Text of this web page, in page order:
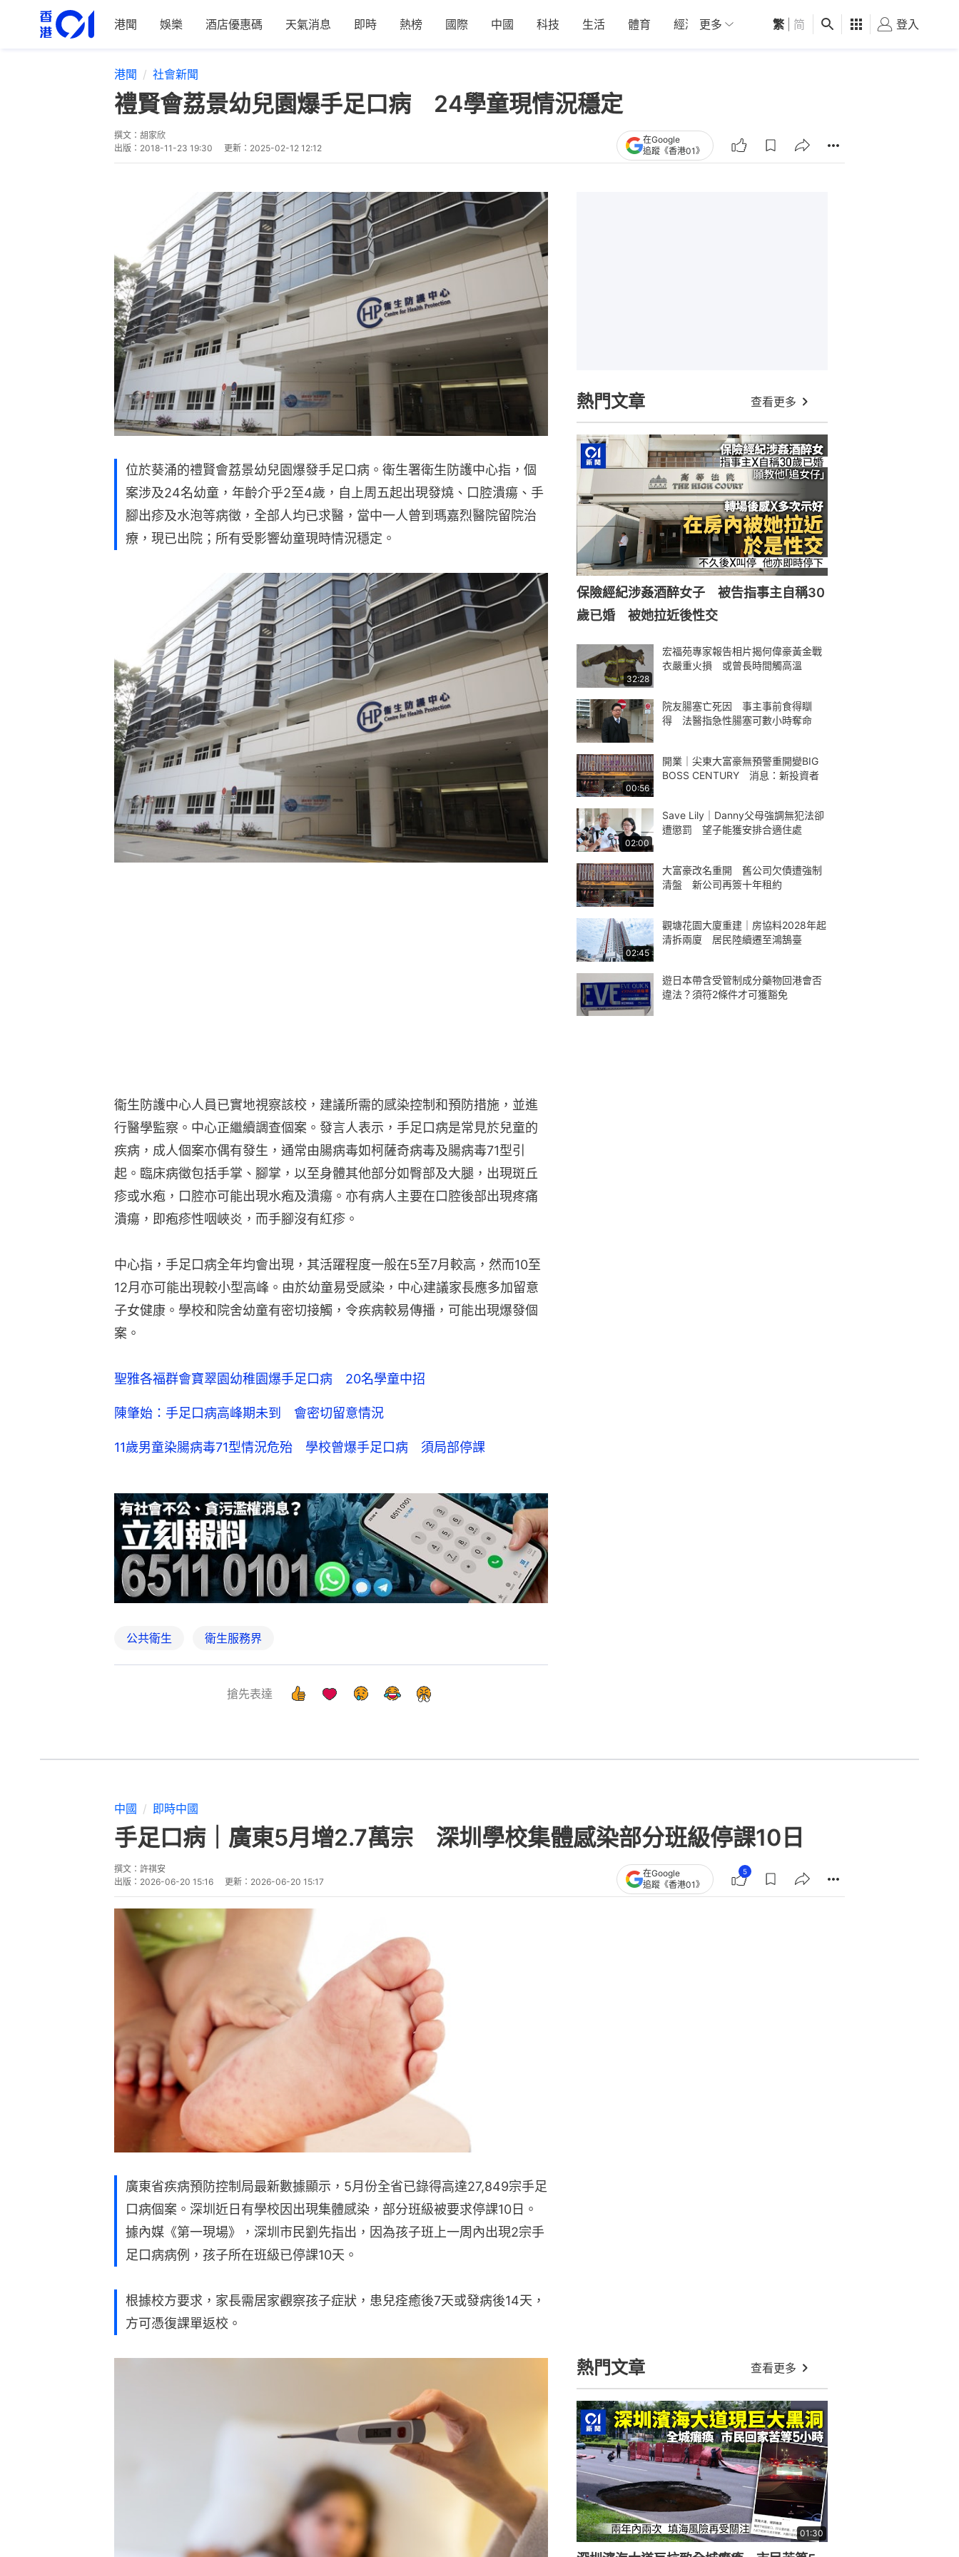
港聞 娛樂 酒店優惠碼 天氣消息 即時 熱榜 國際 中國 科技 生活 體育 經濟 01深圳 觀點 健康 好食玩飛
更多 繁 简 登入
港聞 社會新聞
禮賢會荔景幼兒園爆手足口病 24學童現情況穩定
撰文： 胡家欣
出版： 2018-11-23 19:30 更新： 2025-02-12 12:12
在Google
追蹤《香港01》
位於葵涌的禮賢會荔景幼兒園爆發手足口病。衛生署衛生防護中心指，個
案涉及24名幼童，年齡介乎2至4歲，自上周五起出現發燒、口腔潰瘍、手
腳出疹及水泡等病徵，全部人均已求醫，當中一人曾到瑪嘉烈醫院留院治
療，現已出院；所有受影響幼童現時情況穩定。
衞生防護中心人員已實地視察該校，建議所需的感染控制和預防措施，並進
行醫學監察。中心正繼續調查個案。發言人表示，手足口病是常見於兒童的
疾病，成人個案亦偶有發生，通常由腸病毒如柯薩奇病毒及腸病毒71型引
起。臨床病徵包括手掌、腳掌，以至身體其他部分如臀部及大腿，出現斑丘
疹或水疱，口腔亦可能出現水疱及潰瘍。亦有病人主要在口腔後部出現疼痛
潰瘍，即疱疹性咽峽炎，而手腳沒有紅疹。
中心指，手足口病全年均會出現，其活躍程度一般在5至7月較高，然而10至
12月亦可能出現較小型高峰。由於幼童易受感染，中心建議家長應多加留意
子女健康。學校和院舍幼童有密切接觸，令疾病較易傳播，可能出現爆發個
案。
聖雅各福群會寶翠園幼稚園爆手足口病 20名學童中招
陳肇始：手足口病高峰期未到 會密切留意情況
11歲男童染腸病毒71型情況危殆 學校曾爆手足口病 須局部停課
公共衛生 衛生服務界
搶先表達
熱門文章 查看更多
保險經紀涉姦酒醉女子 被告指事主自稱30
歲已婚 被她拉近後性交
32:28
宏福苑專家報告相片揭何偉豪黃金戰
衣嚴重火損 或曾長時間觸高溫
院友腸塞亡死因 事主事前食得瞓
得 法醫指急性腸塞可數小時奪命
00:56
開業｜尖東大富豪無預警重開變BIG
BOSS CENTURY 消息：新投資者
02:00
Save Lily｜Danny父母強調無犯法卻
遭懲罰 望子能獲安排合適住處
大富豪改名重開 舊公司欠債遭強制
清盤 新公司再簽十年租約
02:45
觀塘花園大廈重建｜房協料2028年起
清拆兩廈 居民陸續遷至鴻鵠臺
遊日本帶含受管制成分藥物回港會否
違法？須符2條件才可獲豁免
中國 即時中國
手足口病｜廣東5月增2.7萬宗 深圳學校集體感染部分班級停課10日
撰文： 許祺安
出版： 2026-06-20 15:16 更新： 2026-06-20 15:17
在Google
追蹤《香港01》
5
廣東省疾病預防控制局最新數據顯示，5月份全省已錄得高達27,849宗手足
口病個案。深圳近日有學校因出現集體感染，部分班級被要求停課10日。
據內媒《第一現場》，深圳市民劉先指出，因為孩子班上一周內出現2宗手
足口病病例，孩子所在班級已停課10天。
根據校方要求，家長需居家觀察孩子症狀，患兒痊癒後7天或發病後14天，
方可憑復課單返校。
熱門文章 查看更多
01:30